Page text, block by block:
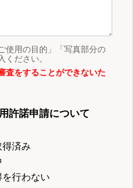
使用の目的」「写真部分の
ください。
査をすることができないた
許諾申請について
済み
行わない